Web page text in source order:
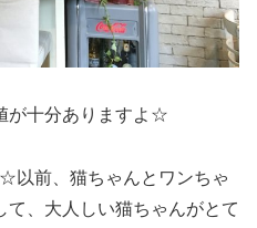
が十分ありますよ☆
前、猫ちゃんとワンちゃ
て、大人しい猫ちゃんがとて